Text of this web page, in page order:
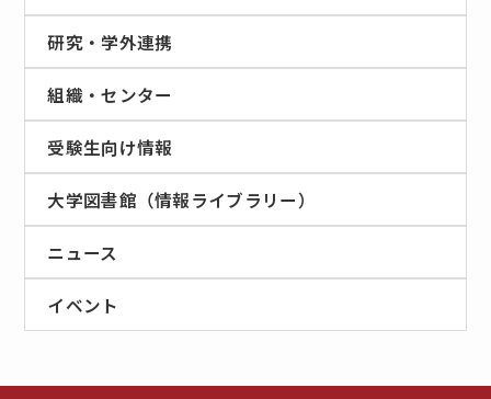
研究・学外連携
組織・センター
受験生向け情報
大学図書館（情報ライブラリー）
ニュース
イベント